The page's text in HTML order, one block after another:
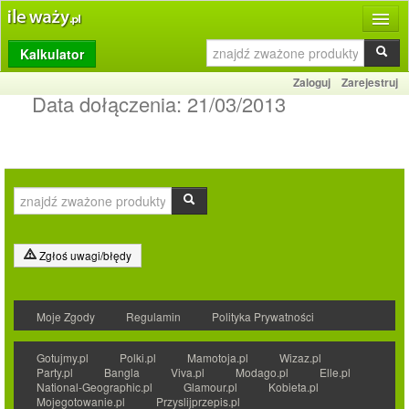
Produkty
Dziennik
Porównywarka
Porady
Słownik
Kontakt
Kalkulator
Zaloguj Zarejestruj
Data dołączenia:21/03/2013
Zgłoś uwagi/błędy
Moje Zgody Regulamin Polityka Prywatności
Gotujmy.pl Polki.pl Mamotoja.pl
Wizaz.pl
Party.pl
Bangla Viva.pl Modago.pl
Elle.pl
National-Geographic.pl
Glamour.pl
Kobieta.pl
Mojegotowanie.pl
Przyslijprzepis.pl